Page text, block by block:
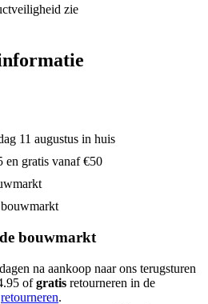
zie
11 augustus in huis
en gratis vanaf €50
bouwmarkt
na aankoop naar ons terugsturen
ofgratis retourneren in de
retourneren.